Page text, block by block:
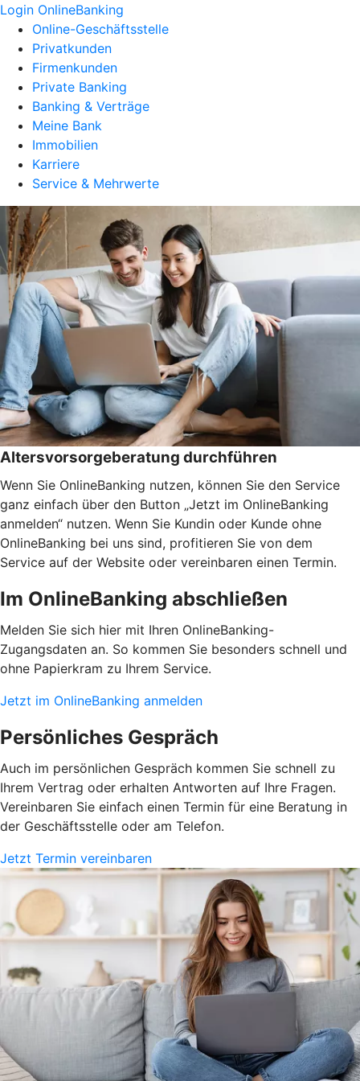
Login OnlineBanking
Online-Geschäftsstelle
Privatkunden
Firmenkunden
Private Banking
Banking & Verträge
Meine Bank
Immobilien
Karriere
Service & Mehrwerte
Altersvorsorgeberatung durchführen
Wenn Sie OnlineBanking nutzen, können Sie den Service
ganz einfach über den Button „Jetzt im OnlineBanking
anmelden“ nutzen. Wenn Sie Kundin oder Kunde ohne
OnlineBanking bei uns sind, profitieren Sie von dem
Service auf der Website oder vereinbaren einen Termin.
Im OnlineBanking abschließen
Melden Sie sich hier mit Ihren OnlineBanking-
Zugangsdaten an. So kommen Sie besonders schnell und
ohne Papierkram zu Ihrem Service.
Jetzt im OnlineBanking anmelden
Persönliches Gespräch
Auch im persönlichen Gespräch kommen Sie schnell zu
Ihrem Vertrag oder erhalten Antworten auf Ihre Fragen.
Vereinbaren Sie einfach einen Termin für eine Beratung in
der Geschäftsstelle oder am Telefon.
Jetzt Termin vereinbaren